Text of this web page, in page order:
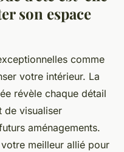
son espace
comme
votre intérieur. La
révèle chaque détail
de visualiser
aménagements.
meilleur allié pour